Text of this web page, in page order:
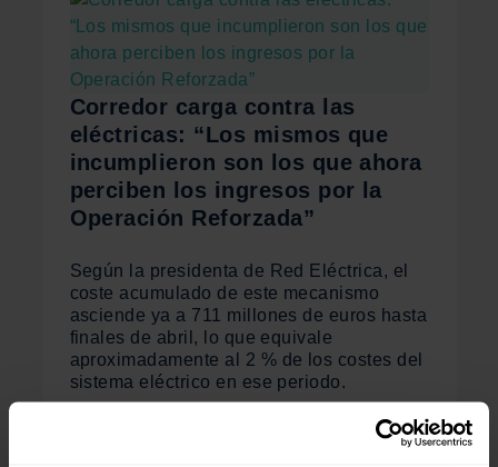
Corredor carga contra las
eléctricas: “Los mismos que
incumplieron son los que ahora
perciben los ingresos por la
Operación Reforzada”
Según la presidenta de Red Eléctrica, el
coste acumulado de este mecanismo
asciende ya a 711 millones de euros hasta
finales de abril, lo que equivale
aproximadamente al 2 % de los costes del
sistema eléctrico en ese periodo.